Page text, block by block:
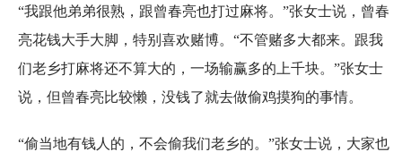
“我跟他弟弟很熟，跟曾春亮也打过麻将。”张女士说，曾春
亮花钱大手大脚，特别喜欢赌博。“不管赌多大都来。跟我
们老乡打麻将还不算大的，一场输赢多的上千块。”张女士
说，但曾春亮比较懒，没钱了就去做偷鸡摸狗的事情。
“偷当地有钱人的，不会偷我们老乡的。”张女士说，大家也